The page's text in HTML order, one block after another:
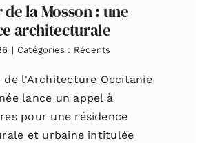
la Mosson : une
architecturale
| Catégories : Récents
de l'Architecture Occitanie
lance un appel à
pour une résidence
et urbaine intitulée